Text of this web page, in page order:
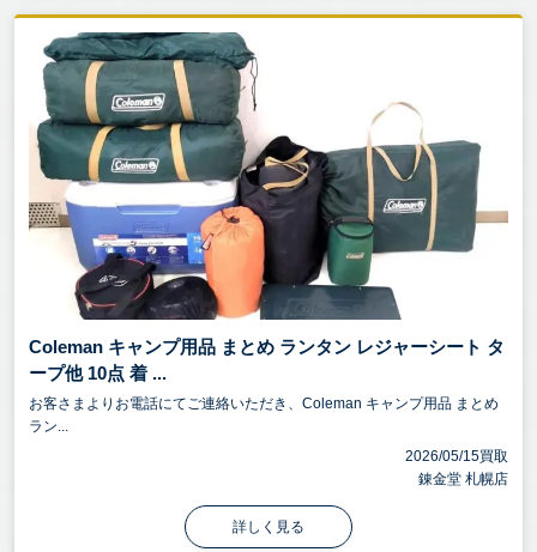
Coleman キャンプ用品 まとめ ランタン レジャーシート タ
ープ他 10点 着 ...
お客さまよりお電話にてご連絡いただき、Coleman キャンプ用品 まとめ
ラン...
2026/05/15買取
錬金堂 札幌店
詳しく見る